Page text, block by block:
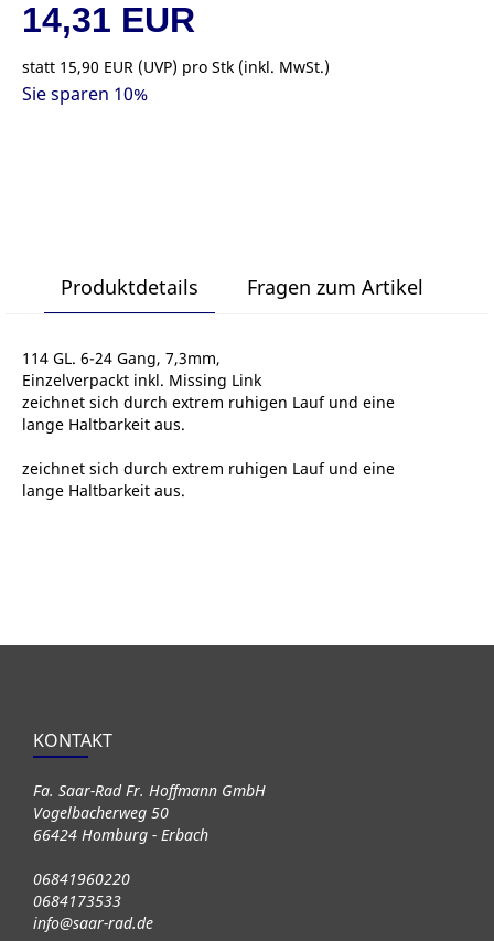
14,31 EUR
statt 15,90 EUR (UVP) pro Stk (inkl. MwSt.)
Sie sparen 10%
Produktdetails Fragen zum Artikel
114 GL. 6-24 Gang, 7,3mm,
Einzelverpackt inkl. Missing Link
zeichnet sich durch extrem ruhigen Lauf und eine
lange Haltbarkeit aus.
zeichnet sich durch extrem ruhigen Lauf und eine
lange Haltbarkeit aus.
KONTAKT
Fa. Saar-Rad Fr. Hoffmann GmbH
Vogelbacherweg 50
66424 Homburg - Erbach
06841960220
0684173533
info@saar-rad.de